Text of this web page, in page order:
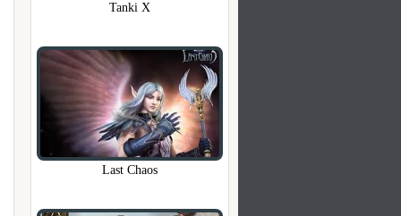
Tanki X
Last Chaos